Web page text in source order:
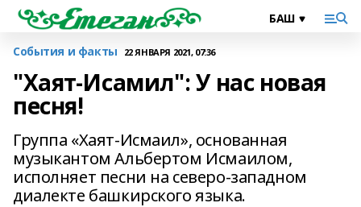
События и факты 22 ЯНВАРЯ 2021, 07:36
"Хаят-Исамил": У нас новая
песня!
Группа «Хаят-Исмаил», основанная
музыкантом Альбертом Исмаилом,
исполняет песни на северо-западном
диалекте башкирского языка.